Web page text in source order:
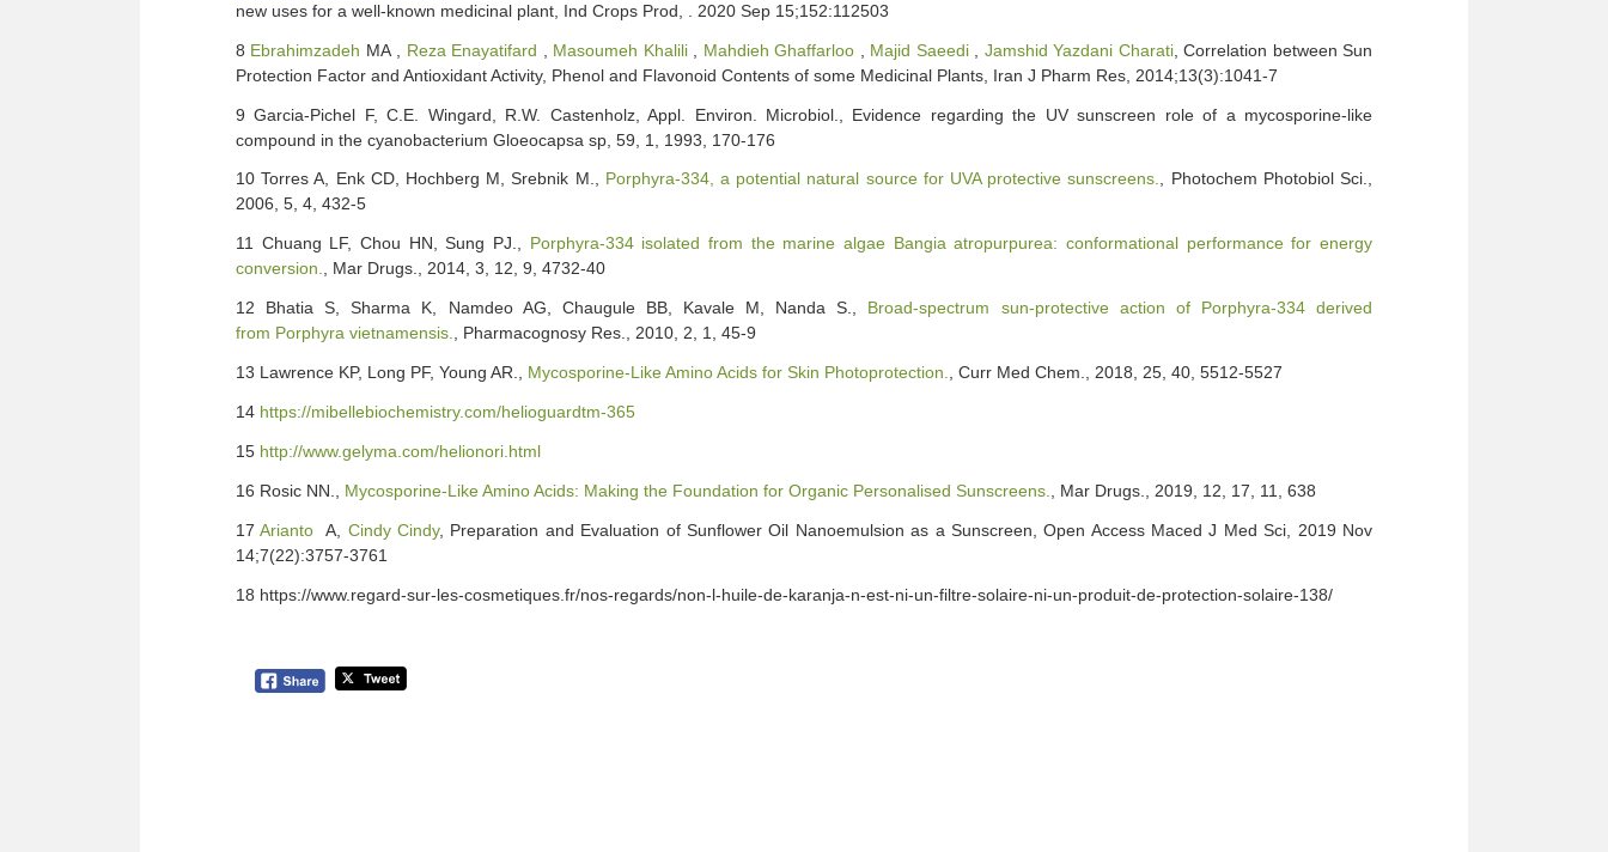
new uses for a well-known medicinal plant, Ind Crops Prod, . 2020 Sep 15;152:112503
8 Ebrahimzadeh MA , Reza Enayatifard Masoumeh Khalili, Mahdieh Ghaffarloo Majid Saeedi, Jamshid Yazdani Charati, Correlation between Sun
Protection Factor and Antioxidant Activity, Phenol and Flavonoid Contents of some Medicinal Plants, Iran J Pharm Res, 2014;13(3):1041-7
9 Garcia-Pichel F, C.E. Wingard, R.W. Castenholz, Appl. Environ. Microbiol., Evidence regarding the UV sunscreen role of a mycosporine-like
compound in the cyanobacterium Gloeocapsa sp, 59, 1, 1993, 170-176
10 Torres A, Enk CD, Hochberg M, Srebnik M., Porphyra-334, a potential natural source for UVA protective sunscreens., Photochem Photobiol Sci.,
2006, 5, 4, 432-5
11 Chuang LF, Chou HN, Sung PJ., Porphyra-334 isolated from the marine algae Bangia atropurpurea: conformational performance for energy
conversion., Mar Drugs., 2014, 3, 12, 9, 4732-40
12 Bhatia S, Sharma K, Namdeo AG, Chaugule BB, Kavale M, Nanda S., Broad-spectrum sun-protective action of Porphyra-334 derived
from Porphyra vietnamensis.
, Pharmacognosy Res., 2010, 2, 1, 45-9
13 Lawrence KP, Long PF, Young AR., Mycosporine-Like Amino Acids for Skin Photoprotection. , Curr Med Chem., 2018, 25, 40, 5512-5527
14 https://mibellebiochemistry.com/helioguardtm-365
15 http://www.gelyma.com/helionori.html
16 Rosic NN., Mycosporine-Like Amino Acids: Making the Foundation for Organic Personalised Sunscreens. , Mar Drugs., 2019, 12, 17, 11, 638
17Arianto A, Cindy Cindy, Preparation and Evaluation of Sunflower Oil Nanoemulsion as a Sunscreen, Open Access Maced J Med Sci, 2019 Nov
14;7(22):3757-3761
18 https://www.regard-sur-les-cosmetiques.fr/nos-regards/non-l-huile-de-karanja-n-est-ni-un-filtre-solaire-ni-un-produit-de-protection-solaire-138/